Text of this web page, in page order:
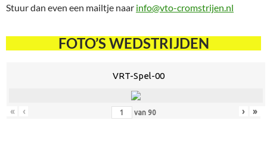
Stuur dan even een mailtje naar info@vto-cromstrijen.nl
FOTO’S WEDSTRIJDEN
VRT-Spel-00
« ‹ van 90 › »